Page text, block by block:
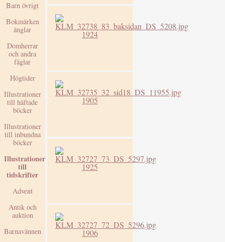
Barn övrigt
Bokmärken
änglar
Domherrar
och andra
fåglar
Högtider
Illustrationer
till häftade
böcker
Illustrationer
till inbundna
böcker
Illustrationer
till
tidskrifter
Advent
Antik och
auktion
Barnavännen
1924
1905
1925
1906